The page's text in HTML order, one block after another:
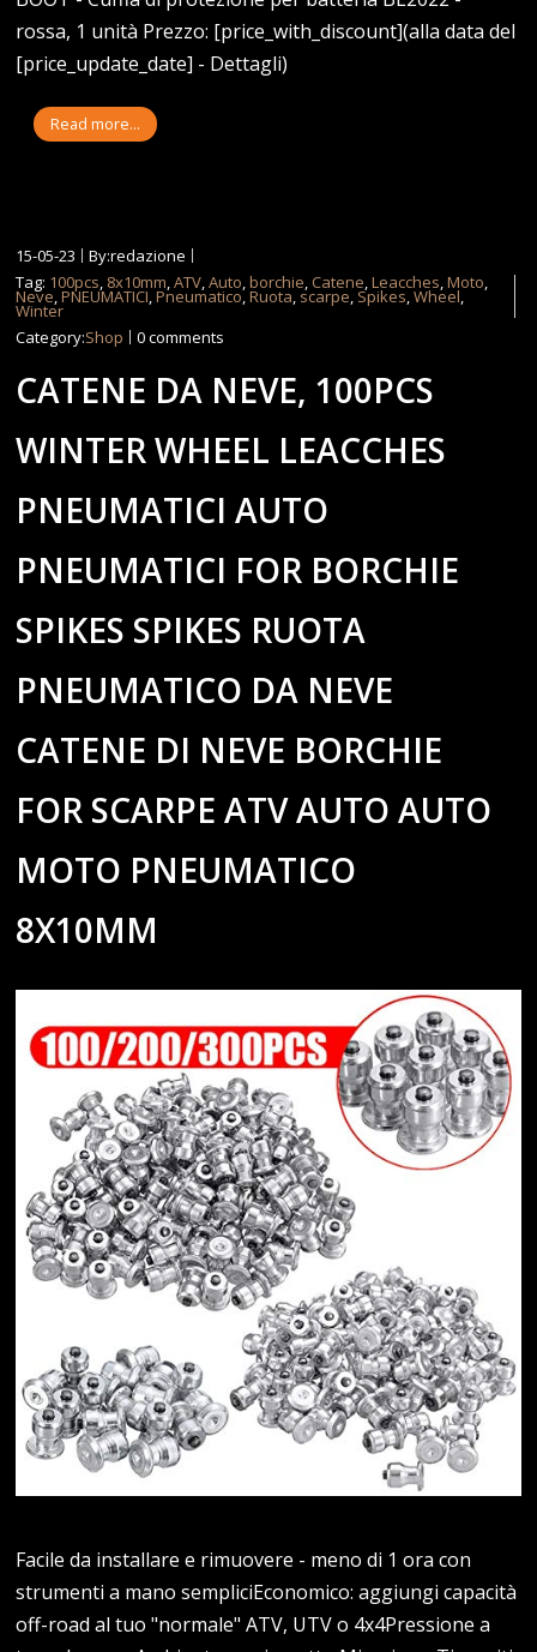
rossa, 1 unità Prezzo: [price_with_discount](alla data del
[price_update_date] - Dettagli)
Read more...
15-05-23
By:redazione
Tag: 100pcs, 8x10mm,ATV,Auto,borchie, Catene,Leacches,Moto,
Neve,PNEUMATICI,Pneumatico,Ruota, scarpe, Spikes,Wheel,
Winter
Category:Shop 0 comments
CATENE DA NEVE, 100PCS
WINTER WHEEL LEACCHES
PNEUMATICI AUTO
PNEUMATICI FOR BORCHIE
SPIKES SPIKES RUOTA
PNEUMATICO DA NEVE
CATENE DI NEVE BORCHIE
FOR SCARPE ATV AUTO AUTO
MOTO PNEUMATICO
8X10MM
Facile da installare e rimuovere - meno di 1 ora con
strumenti a mano sempliciEconomico: aggiungi capacità
off-road al tuo "normale" ATV, UTV o 4x4Pressione a